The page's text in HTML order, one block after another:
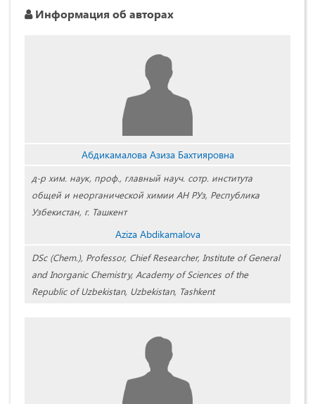
Информация об авторах
Абдикамалова Азиза Бахтияровна
д-р хим. наук, проф., главный науч. сотр. института
общей и неорганической химии АН РУз, Республика
Узбекистан, г. Ташкент
Aziza Abdikamalova
DSc (Chem.), Professor, Chief Researcher, Institute of General
and Inorganic Chemistry, Academy of Sciences of the
Republic of Uzbekistan, Uzbekistan, Tashkent